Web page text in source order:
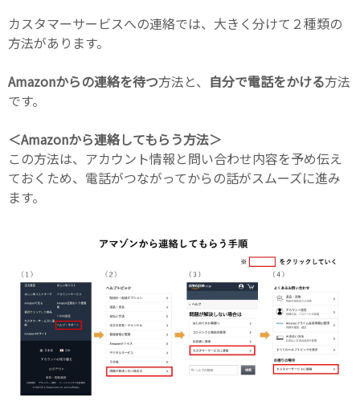
カスタマーサービスへの連絡では、大きく分けて２種類の
方法があります。
Amazonからの連絡を待つ方法と、 自分で電話をかける方法
です。
＜Amazonから連絡してもらう方法＞
この方法は、アカウント情報と問い合わせ内容を予め伝え
ておくため、電話がつながってからの話がスムーズに進み
ます。